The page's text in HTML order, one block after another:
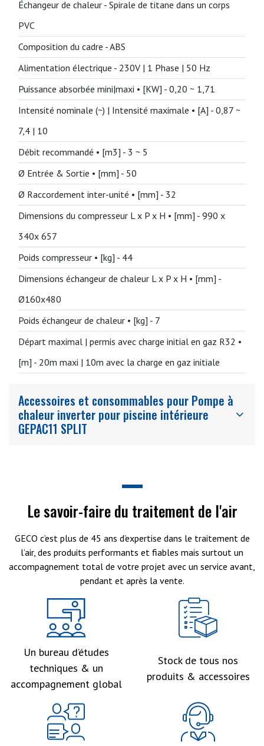
Échangeur de chaleur - Spirale de titane dans un corps
PVC
Composition du cadre -ABS
Alimentation électrique - 230V | 1 Phase | 50 Hz
Puissance absorbée mini|maxi • [KW] - 0,20 ~ 1,71
Intensité nominale (~) | Intensité maximale • [A] - 0,87 ~
7,4 | 10
Débit recommandé • [m3] - 3 ~ 5
Ø Entrée & Sortie • [mm] - 50
Ø Raccordement inter-unité • [mm] - 32
Dimensions du compresseur L x P x H • [mm] - 990 x
340x 657
Poids compresseur • [kg] - 44
Dimensions échangeur de chaleur L x P x H • [mm] -
Ø160x480
Poids échangeur de chaleur • [kg] - 7
Départ maximal | permis avec charge initial en gaz R32 •
[m] - 20m maxi | 10m avec la charge en gaz initiale
Accessoires et consommables pour Pompe à
chaleur inverter pour piscine intérieure
GEPAC11 SPLIT
Le savoir-faire du traitement de l'air
GECO c’est plus de 45 ans d’expertise dans le traitement de
l’air, des produits performants et fiables mais surtout un
accompagnement total de votre projet avec un service avant,
pendant et après la vente.
Un bureau d’études
techniques & un
accompagnement global
Stock de tous nos
produits & accessoires